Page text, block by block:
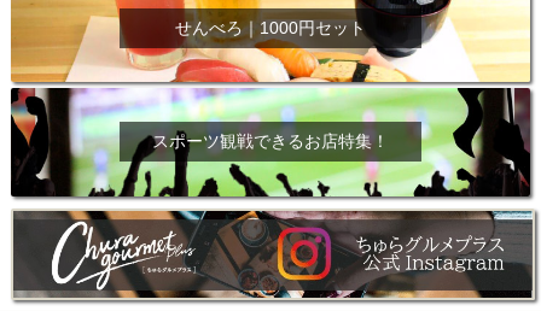
せんべろ｜1000円セット
スポーツ観戦できるお店特集！